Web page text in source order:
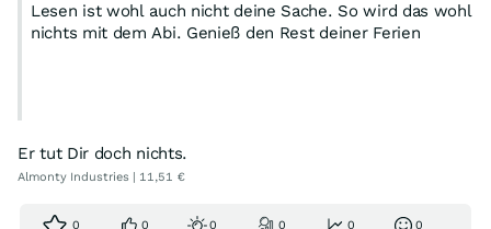
Lesen ist wohl auch nicht deine Sache. So wird das wohl
nichts mit dem Abi. Genieß den Rest deiner Ferien
Er tut Dir doch nichts.
Almonty Industries | 11,51 €
0 0 0 0 0 0